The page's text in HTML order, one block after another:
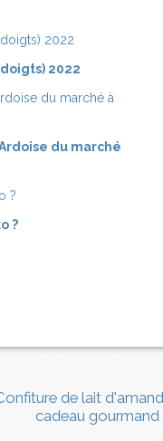
2022
du marché
?
de lait
cadeau gourmand